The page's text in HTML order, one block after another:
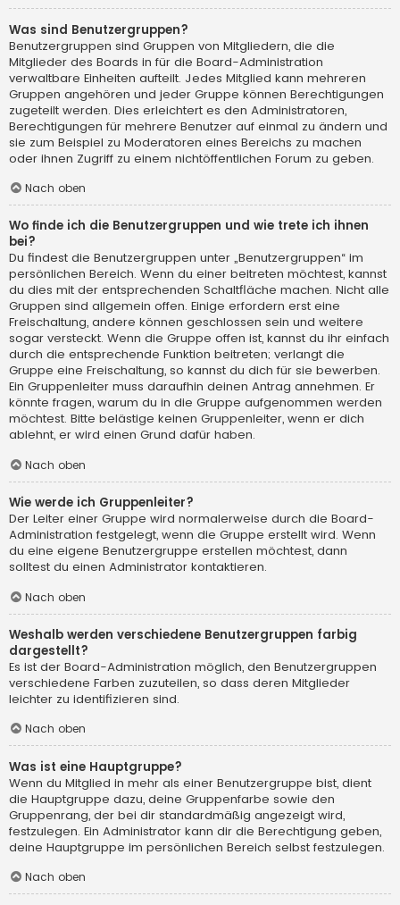
Was sind Benutzergruppen?
Benutzergruppen sind Gruppen von Mitgliedern, die die
Mitglieder des Boards in für die Board-Administration
verwaltbare Einheiten aufteilt. Jedes Mitglied kann mehreren
Gruppen angehören und jeder Gruppe können Berechtigungen
zugeteilt werden. Dies erleichtert es den Administratoren,
Berechtigungen für mehrere Benutzer auf einmal zu ändern und
sie zum Beispiel zu Moderatoren eines Bereichs zu machen
oder ihnen Zugriff zu einem nichtöffentlichen Forum zu geben.
Nach oben
Wo finde ich die Benutzergruppen und wie trete ich ihnen
bei?
Du findest die Benutzergruppen unter „Benutzergruppen“ im
persönlichen Bereich. Wenn du einer beitreten möchtest, kannst
du dies mit der entsprechenden Schaltfläche machen. Nicht alle
Gruppen sind allgemein offen. Einige erfordern erst eine
Freischaltung, andere können geschlossen sein und weitere
sogar versteckt. Wenn die Gruppe offen ist, kannst du ihr einfach
durch die entsprechende Funktion beitreten; verlangt die
Gruppe eine Freischaltung, so kannst du dich für sie bewerben.
Ein Gruppenleiter muss daraufhin deinen Antrag annehmen. Er
könnte fragen, warum du in die Gruppe aufgenommen werden
möchtest. Bitte belästige keinen Gruppenleiter, wenn er dich
ablehnt, er wird einen Grund dafür haben.
Nach oben
Wie werde ich Gruppenleiter?
Der Leiter einer Gruppe wird normalerweise durch die Board-
Administration festgelegt, wenn die Gruppe erstellt wird. Wenn
du eine eigene Benutzergruppe erstellen möchtest, dann
solltest du einen Administrator kontaktieren.
Nach oben
Weshalb werden verschiedene Benutzergruppen farbig
dargestellt?
Es ist der Board-Administration möglich, den Benutzergruppen
verschiedene Farben zuzuteilen, so dass deren Mitglieder
leichter zu identifizieren sind.
Nach oben
Was ist eine Hauptgruppe?
Wenn du Mitglied in mehr als einer Benutzergruppe bist, dient
die Hauptgruppe dazu, deine Gruppenfarbe sowie den
Gruppenrang, der bei dir standardmäßig angezeigt wird,
festzulegen. Ein Administrator kann dir die Berechtigung geben,
deine Hauptgruppe im persönlichen Bereich selbst festzulegen.
Nach oben